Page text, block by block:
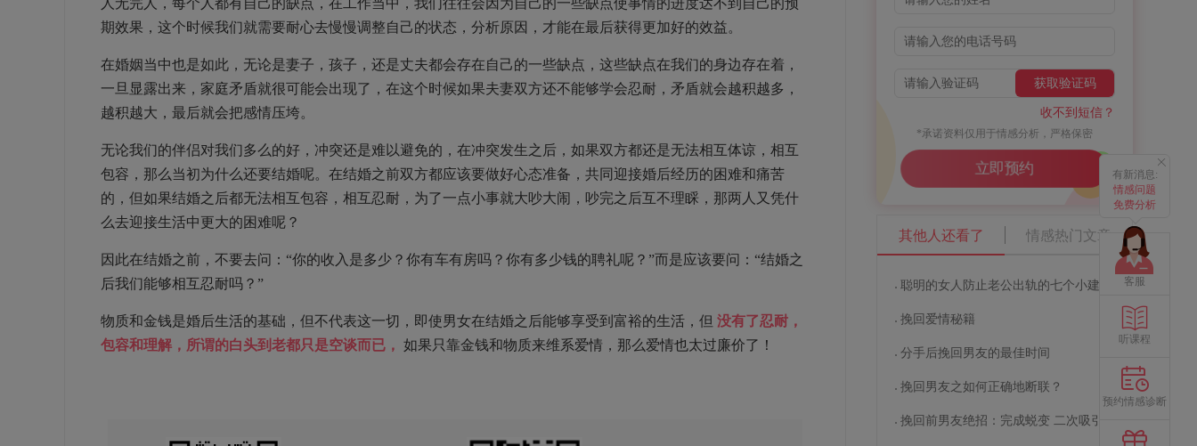
人无完人，每个人都有自己的缺点，在工作当中，我们往往会因为自己的一些缺点使事情的进度达不到自己的预
期效果，这个时候我们就需要耐心去慢慢调整自己的状态，分析原因，才能在最后获得更加好的效益。
在婚姻当中也是如此，无论是妻子，孩子，还是丈夫都会存在自己的一些缺点，这些缺点在我们的身边存在着，
一旦显露出来，家庭矛盾就很可能会出现了，在这个时候如果夫妻双方还不能够学会忍耐，矛盾就会越积越多，
越积越大，最后就会把感情压垮。
无论我们的伴侣对我们多么的好，冲突还是难以避免的，在冲突发生之后，如果双方都还是无法相互体谅，相互
包容，那么当初为什么还要结婚呢。在结婚之前双方都应该要做好心态准备，共同迎接婚后经历的困难和痛苦
的，但如果结婚之后都无法相互包容，相互忍耐，为了一点小事就大吵大闹，吵完之后互不理睬，那两人又凭什
么去迎接生活中更大的困难呢？
因此在结婚之前，不要去问：“你的收入是多少？你有车有房吗？你有多少钱的聘礼呢？”而是应该要问：“结婚之
后我们能够相互忍耐吗？”
物质和金钱是婚后生活的基础，但不代表这一切，即使男女在结婚之后能够享受到富裕的生活，但 没有了忍耐，
包容和理解，所谓的白头到老都只是空谈而已， 如果只靠金钱和物质来维系爱情，那么爱情也太过廉价了！
获取验证码
收不到短信？
*承诺资料仅用于情感分析，严格保密
立即预约
其他人还看了 情感热门文章
聪明的女人防止老公出轨的七个小建议
挽回爱情秘籍
分手后挽回男友的最佳时间
挽回男友之如何正确地断联？
挽回前男友绝招：完成蜕变 二次吸引
有新消息:
情感问题
免费分析
客服
听课程
预约情感诊断